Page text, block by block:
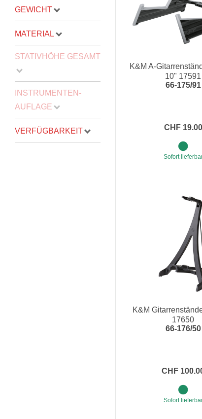
GEWICHT
MATERIAL
STATIVHÖHE GESAMT
INSTRUMENTEN-
AUFLAGE
VERFÜGBARKEIT
K&M A-
10" 17591
66-175/91
CHF 19.00
Sofort
K&M
17650
66-176/50
CHF
Sofort